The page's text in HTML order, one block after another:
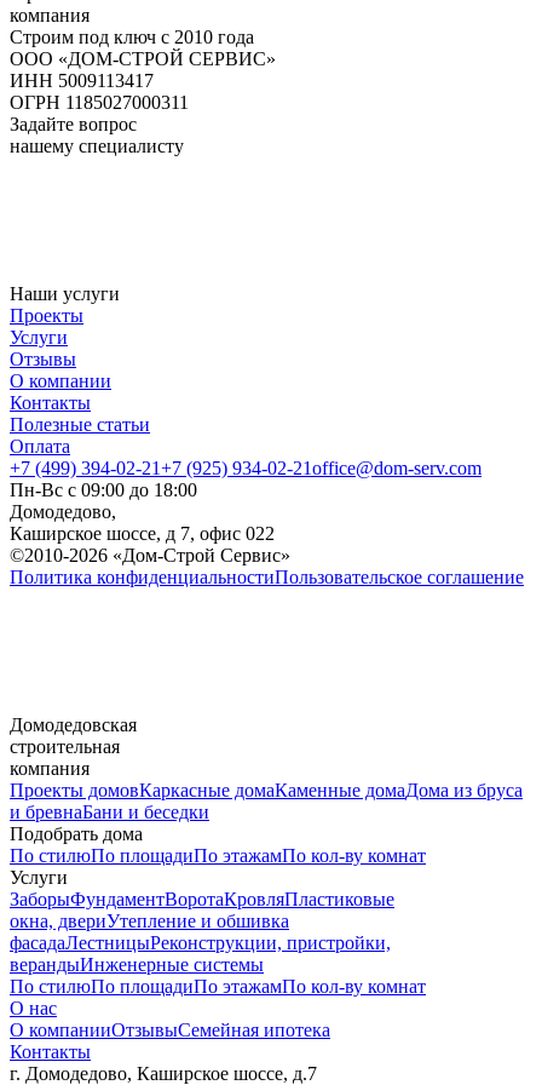
компания
Строим под ключ с 2010 года
ООО «ДОМ-СТРОЙ СЕРВИС»
ИНН 5009113417
ОГРН 1185027000311
Задайте вопрос
нашему специалисту
Наши услуги
Проекты
Услуги
Отзывы
О компании
Контакты
Полезные статьи
Оплата
+7 (499) 394-02-21+7 (925) 934-02-21office@dom-serv.com
Пн-Вс с 09:00 до 18:00
Домодедово,
Каширское шоссе, д 7, офис 022
©2010-2026 «Дом-Строй Сервис»
Политика конфиденциальностиПользовательское соглашение
Домодедовская
строительная
компания
Проекты домовКаркасные домаКаменные домаДома из бруса
и бревнаБани и беседки
Подобрать дома
По стилюПо площадиПо этажамПо кол-ву комнат
Услуги
ЗаборыФундаментВоротаКровляПластиковые
окна, двериУтепление и обшивка
фасадаЛестницыРеконструкции, пристройки,
верандыИнженерные системы
По стилюПо площадиПо этажамПо кол-ву комнат
О нас
О компанииОтзывыСемейная ипотека
Контакты
г. Домодедово, Каширское шоссе, д.7